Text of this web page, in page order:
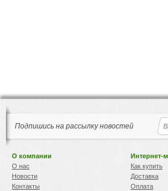
Подпишись на рассылку новостей
О компании
О нас
Новости
Контакты
Интернет-
Как купить
Доставка
Оплата